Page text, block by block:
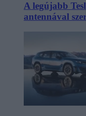
A legújabb
antennával